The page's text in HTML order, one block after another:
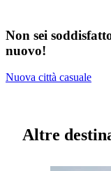
Non sei
nuovo!
Nuova città casuale
Altre